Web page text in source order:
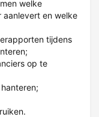
welke
en welke
tijdens
op te